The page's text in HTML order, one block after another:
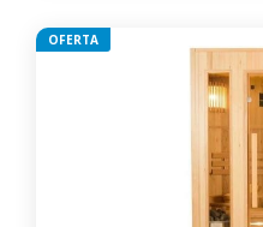
OFERTA